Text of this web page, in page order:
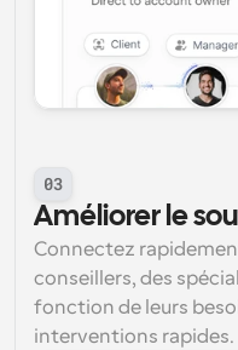
03
Améliorer le
Connectez
conseillers, des
fonction de leurs
interventions rapides.